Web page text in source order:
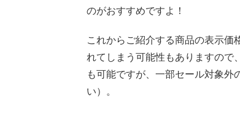
のがおすすめですよ！
これからご紹介する商品の表示価
れてしまう可能性もありますので
も可能ですが、一部セール対象外
い）。